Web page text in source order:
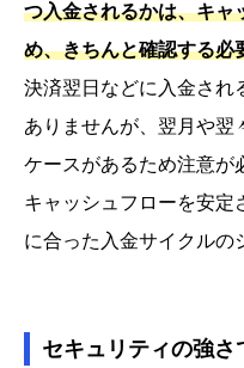
つ入金されるかは、キャ
め、きちんと確認する必
決済翌日などに入金され
ありませんが、翌月や翌
ケースがあるため注意が
キャッシュフローを安定
に合った入金サイクルの
セキュリティの強さ